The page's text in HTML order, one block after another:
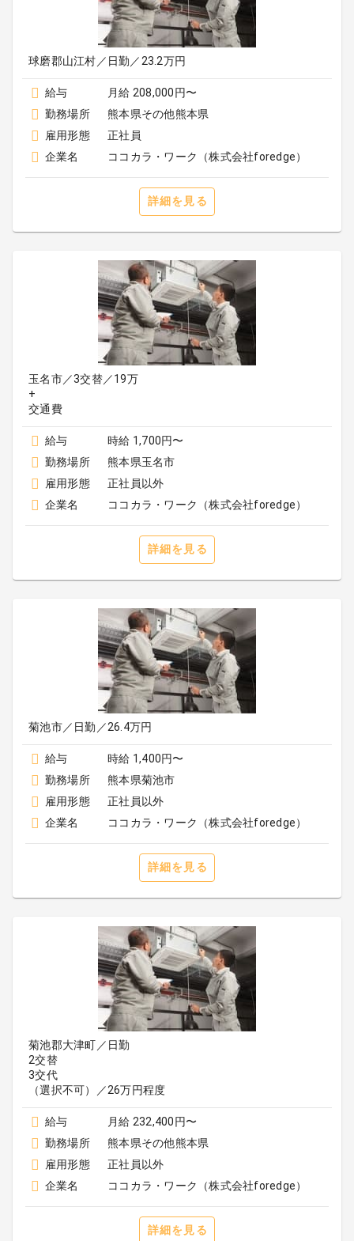
球磨郡山江村／日勤／23.2万円
給与
月給 208,000円〜
勤務場所
熊本県その他熊本県
雇用形態
正社員
企業名
ココカラ・ワーク（株式会社foredge）
詳細を見る
玉名市／3交替／19万
+
交通費
給与
時給 1,700円〜
勤務場所
熊本県玉名市
雇用形態
正社員以外
企業名
ココカラ・ワーク（株式会社foredge）
詳細を見る
菊池市／日勤／26.4万円
給与
時給 1,400円〜
勤務場所
熊本県菊池市
雇用形態
正社員以外
企業名
ココカラ・ワーク（株式会社foredge）
詳細を見る
菊池郡大津町／日勤
2交替
3交代
（選択不可）／26万円程度
給与
月給 232,400円〜
勤務場所
熊本県その他熊本県
雇用形態
正社員以外
企業名
ココカラ・ワーク（株式会社foredge）
詳細を見る